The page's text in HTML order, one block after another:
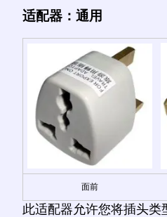
适配器：通用
面前
此适配器允许您将插头类